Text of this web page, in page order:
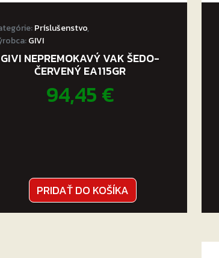
Príslušenstvo,
GIVI
GIVI NEPREMOKAVÝ VAK ŠEDO-
ČERVENÝ EA115GR
94,45€
PRIDAŤ DO KOŠÍKA